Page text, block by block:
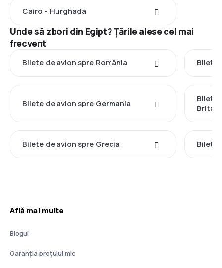
Cairo - Hurghada
Unde să zbori din Egipt? Țările alese cel mai
frecvent
Bilete de avion spre România Bilete
Bilete de avion spre Germania
Bilete
Bilete de avion spre Grecia Bilete
Află mai multe
Blogul
Garanția prețului mic